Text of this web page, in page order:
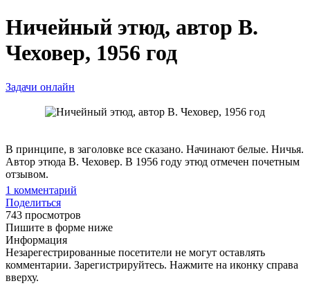
Ничейный этюд, автор В.
Чеховер, 1956 год
Задачи онлайн
В принципе, в заголовке все сказано. Начинают белые. Ничья.
Автор этюда В. Чеховер. В 1956 году этюд отмечен почетным
отзывом.
1 комментарий
Поделиться
743 просмотров
Пишите в форме ниже
Информация
Незарегестрированные посетители не могут оставлять
комментарии. Зарегистрируйтесь. Нажмите на иконку справа
вверху.